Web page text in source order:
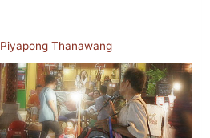
Piyapong Thanawang